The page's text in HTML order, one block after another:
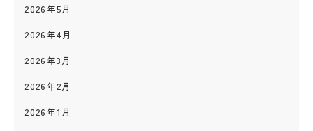
2026年5月
2026年4月
2026年3月
2026年2月
2026年1月